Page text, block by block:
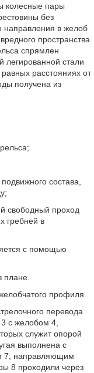
колесные пары
без
направления в желоб
пространства
спрямлен
легированной стали
расстояниях от
получена из
состава,
свободный проход
гребней в
с помощью
плане.
профиля.
перевода
с желобом 4,
служит опорой
выполнена с
7, направляющим
8 проходили через